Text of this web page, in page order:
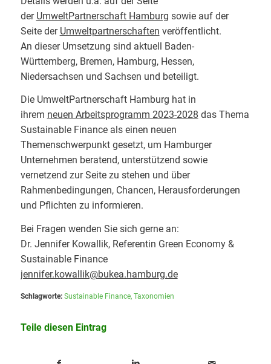
der UmweltPartnerschaft Hamburg sowie auf der
Seite der Umweltpartnerschaften veröffentlicht.
An dieser Umsetzung sind aktuell Baden-
Württemberg, Bremen, Hamburg, Hessen,
Niedersachsen und Sachsen und beteiligt.
Die UmweltPartnerschaft Hamburg hat in
ihrem neuen Arbeitsprogramm 2023-2028 das Thema
Sustainable Finance als einen neuen
Themenschwerpunkt gesetzt, um Hamburger
Unternehmen beratend, unterstützend sowie
vernetzend zur Seite zu stehen und über
Rahmenbedingungen, Chancen, Herausforderungen
und Pflichten zu informieren.
Bei Fragen wenden Sie sich gerne an:
Dr. Jennifer Kowallik, Referentin Green Economy &
Sustainable Finance
jennifer.kowallik@bukea.hamburg.de
Schlagworte: Sustainable Finance, Taxonomien
Teile diesen Eintrag